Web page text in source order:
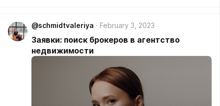
@schmidtvaleriya February 3, 2023
Заявки: поиск брокеров в агентство
недвижимости